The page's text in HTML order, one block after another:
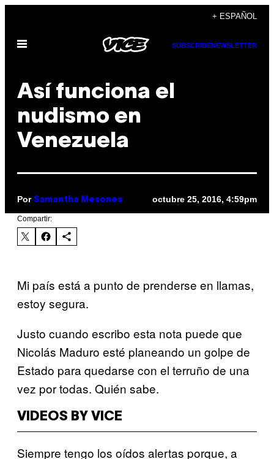
contenido
+ ESPAÑOL
Abrir
SUBSCRIBENEWSLETTER
Así funciona el
nudismo en
Venezuela
Por Samantha Mesones octubre 25, 2016, 4:59pm
Compartir:
Mi país está a punto de prenderse en llamas,
estoy segura.
Justo cuando escribo esta nota puede que
Nicolás Maduro esté planeando un golpe de
Estado para quedarse con el terruño de una
vez por todas. Quién sabe.
VIDEOS BY VICE
Siempre tengo los oídos alertas porque, a